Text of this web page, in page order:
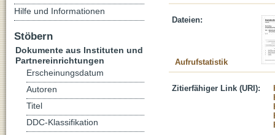
Dateien:
Aufrufstatistik
Zitierfähiger Link (URI):
Hilfe und Informationen
Stöbern
Dokumente aus Instituten und
Partnereinrichtungen
Erscheinungsdatum
Autoren
Titel
DDC-Klassifikation